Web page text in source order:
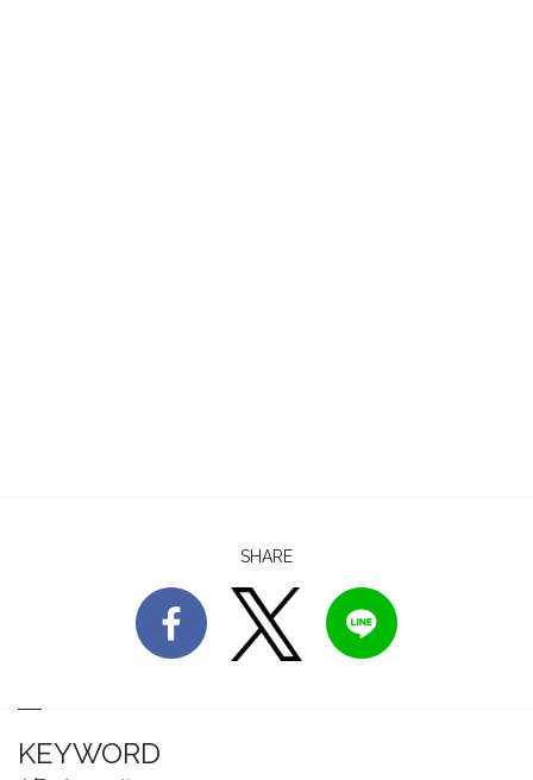
SHARE
KEYWORD